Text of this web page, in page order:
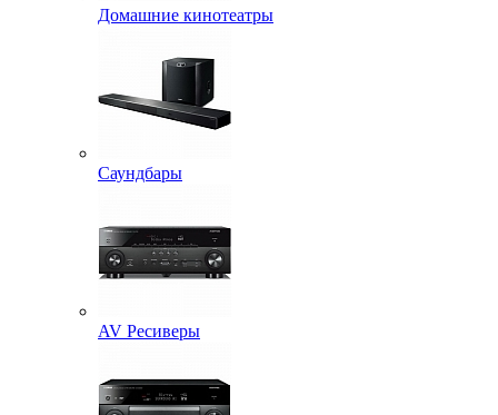
Домашние кинотеатры
Саундбары
AV Ресиверы